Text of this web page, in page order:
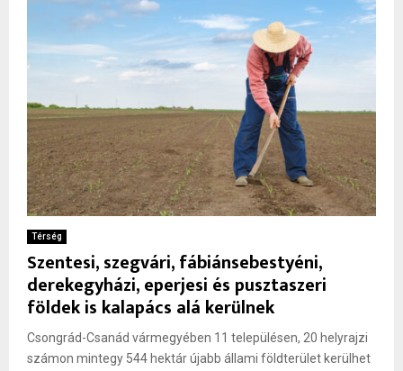
Térség
Szentesi, szegvári, fábiánsebestyéni,
derekegyházi, eperjesi és pusztaszeri
földek is kalapács alá kerülnek
Csongrád-Csanád vármegyében 11 településen, 20 helyrajzi
számon mintegy 544 hektár újabb állami földterület kerülhet